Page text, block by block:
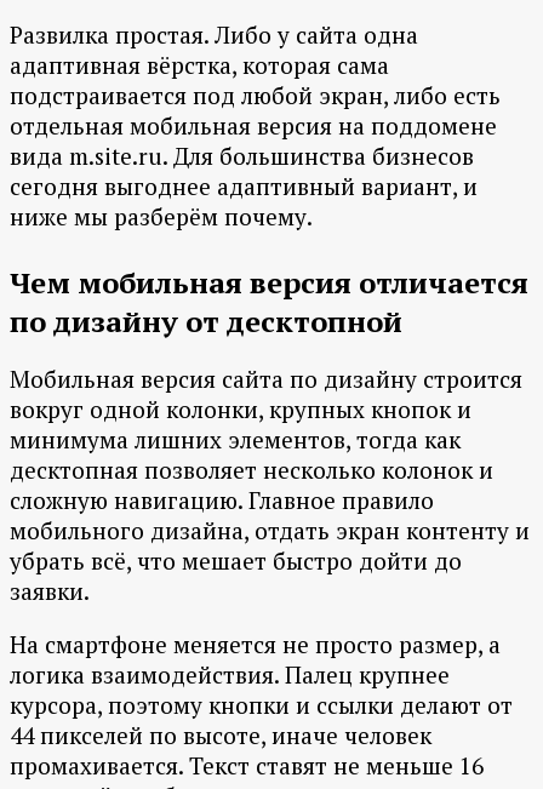
Развилка простая. Либо у сайта одна
адаптивная вёрстка, которая сама
подстраивается под любой экран, либо есть
отдельная мобильная версия на поддомене
вида m.site.ru. Для большинства бизнесов
сегодня выгоднее адаптивный вариант, и
ниже мы разберём почему.
Чем мобильная версия отличается
по дизайну от десктопной
Мобильная версия сайта по дизайну строится
вокруг одной колонки, крупных кнопок и
минимума лишних элементов, тогда как
десктопная позволяет несколько колонок и
сложную навигацию. Главное правило
мобильного дизайна, отдать экран контенту и
убрать всё, что мешает быстро дойти до
заявки.
На смартфоне меняется не просто размер, а
логика взаимодействия. Палец крупнее
курсора, поэтому кнопки и ссылки делают от
44 пикселей по высоте, иначе человек
промахивается. Текст ставят не меньше 16